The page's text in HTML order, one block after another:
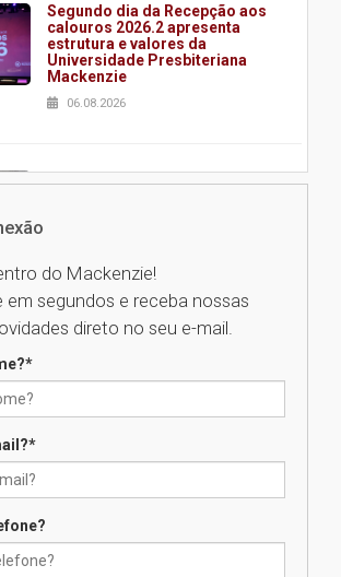
Segundo dia da Recepção aos
calouros 2026.2 apresenta
estrutura e valores da
Universidade Presbiteriana
Mackenzie
06.08.2026
Nova apresentação do Centro
Universidade Mackenzie
realizará nova edição da Feira
das novas tecnologias em
do Mackenzie!
em segundos e receba nossas
direto no seu e-mail.
*
*